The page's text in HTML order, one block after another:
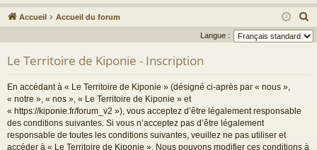
ur
ci
m
s
xi
on
pti
on
Accueil Accueil du forum
e
Langue :
Le Territoire de Kiponie - Inscription
En accédant à « Le Territoire de Kiponie » (désigné ci-après par « nous »,
« notre », « nos », « Le Territoire de Kiponie » et
« https://kiponie.fr/forum_v2 »), vous acceptez d’être légalement responsable
des conditions suivantes. Si vous n’acceptez pas d’être légalement
responsable de toutes les conditions suivantes, veuillez ne pas utiliser et
accéder à « Le Territoire de Kiponie ». Nous pouvons modifier ces conditions à